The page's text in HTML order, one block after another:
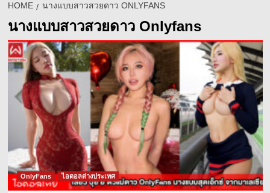
HOME นางแบบสาวสวยดาว ONLYFANS
นางแบบสาวสวยดาว Onlyfans
OnlyFans ไอดอลต่างประเทศ